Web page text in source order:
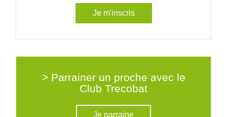
Je m'inscris
> Parrainer un proche avec le
Club Trecobat
Je parraine